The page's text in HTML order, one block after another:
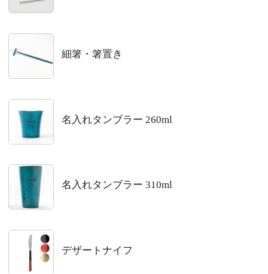
細箸・箸置き
名入れタンブラー 260ml
名入れタンブラー 310ml
デザートナイフ